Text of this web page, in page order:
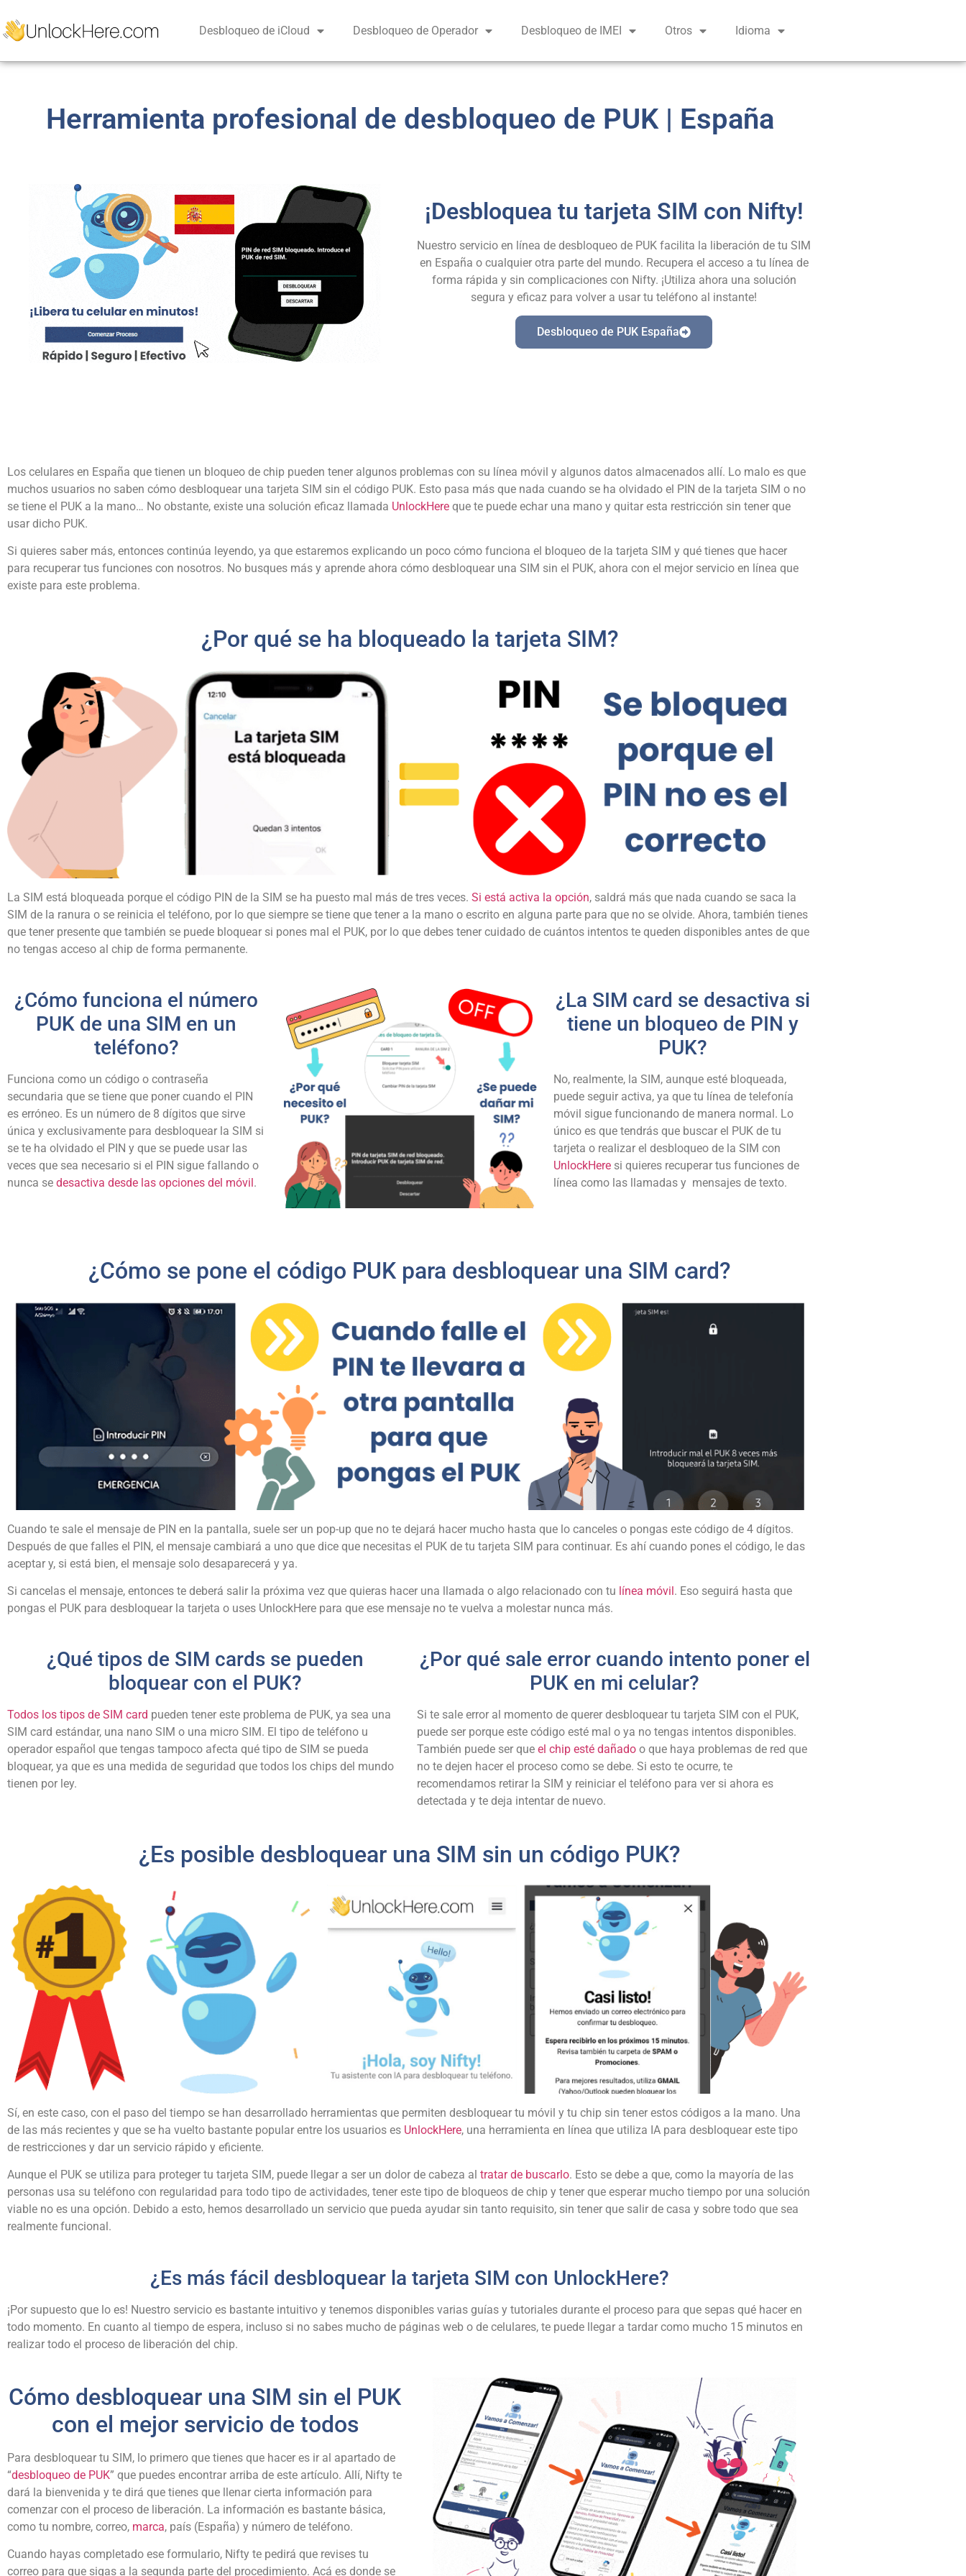
Desbloqueo de iCloud Desbloqueo de Operador Desbloqueo de IMEI Otros Idioma
Herramienta profesional de desbloqueo de PUK | España
¡Desbloquea tu tarjeta SIM con Nifty!​
Nuestro servicio en línea de desbloqueo de PUK facilita la liberación de tu SIM
en España o cualquier otra parte del mundo. Recupera el acceso a tu línea de
forma rápida y sin complicaciones con Nifty. ¡Utiliza ahora una solución
segura y eficaz para volver a usar tu teléfono al instante!
Desbloqueo de PUK España
Los celulares en España que tienen un bloqueo de chip pueden tener algunos problemas con su línea móvil y algunos datos almacenados allí. Lo malo es que
muchos usuarios no saben cómo desbloquear una tarjeta SIM sin el código PUK. Esto pasa más que nada cuando se ha olvidado el PIN de la tarjeta SIM o no
se tiene el PUK a la mano… No obstante, existe una solución eficaz llamada UnlockHere que te puede echar una mano y quitar esta restricción sin tener que
usar dicho PUK.
Si quieres saber más, entonces continúa leyendo, ya que estaremos explicando un poco cómo funciona el bloqueo de la tarjeta SIM y qué tienes que hacer
para recuperar tus funciones con nosotros. No busques más y aprende ahora cómo desbloquear una SIM sin el PUK, ahora con el mejor servicio en línea que
existe para este problema.
¿Por qué se ha bloqueado la tarjeta SIM?
La SIM está bloqueada porque el código PIN de la SIM se ha puesto mal más de tres veces. Si está activa la opción, saldrá más que nada cuando se saca la
SIM de la ranura o se reinicia el teléfono, por lo que siempre se tiene que tener a la mano o escrito en alguna parte para que no se olvide. Ahora, también tienes
que tener presente que también se puede bloquear si pones mal el PUK, por lo que debes tener cuidado de cuántos intentos te queden disponibles antes de que
no tengas acceso al chip de forma permanente.
¿Cómo funciona el número
PUK de una SIM en un
teléfono?
Funciona como un código o contraseña
secundaria que se tiene que poner cuando el PIN
es erróneo. Es un número de 8 dígitos que sirve
única y exclusivamente para desbloquear la SIM si
se te ha olvidado el PIN y que se puede usar las
veces que sea necesario si el PIN sigue fallando o
nunca se desactiva desde las opciones del móvil .
¿La SIM card se desactiva si
tiene un bloqueo de PIN y
PUK?
No, realmente, la SIM, aunque esté bloqueada,
puede seguir activa, ya que tu línea de telefonía
móvil sigue funcionando de manera normal. Lo
único es que tendrás que buscar el PUK de tu
tarjeta o realizar el desbloqueo de la SIM con
UnlockHeresi quieres recuperar tus funciones de
línea como las llamadas y mensajes de texto.
¿Cómo se pone el código PUK para desbloquear una SIM card?
Cuando te sale el mensaje de PIN en la pantalla, suele ser un pop-up que no te dejará hacer mucho hasta que lo canceles o pongas este código de 4 dígitos.
Después de que falles el PIN, el mensaje cambiará a uno que dice que necesitas el PUK de tu tarjeta SIM para continuar. Es ahí cuando pones el código, le das
aceptar y, si está bien, el mensaje solo desaparecerá y ya.
Si cancelas el mensaje, entonces te deberá salir la próxima vez que quieras hacer una llamada o algo relacionado con tu línea móvil. Eso seguirá hasta que
pongas el PUK para desbloquear la tarjeta o uses UnlockHere para que ese mensaje no te vuelva a molestar nunca más.
¿Qué tipos de SIM cards se pueden
bloquear con el PUK?
Todos los tipos de SIM card pueden tener este problema de PUK, ya sea una
SIM card estándar, una nano SIM o una micro SIM. El tipo de teléfono u
operador español que tengas tampoco afecta qué tipo de SIM se pueda
bloquear, ya que es una medida de seguridad que todos los chips del mundo
tienen por ley.
¿Por qué sale error cuando intento poner el
PUK en mi celular?
Si te sale error al momento de querer desbloquear tu tarjeta SIM con el PUK,
puede ser porque este código esté mal o ya no tengas intentos disponibles.
También puede ser que el chip esté dañado o que haya problemas de red que
no te dejen hacer el proceso como se debe. Si esto te ocurre, te
recomendamos retirar la SIM y reiniciar el teléfono para ver si ahora es
detectada y te deja intentar de nuevo.
¿Es posible desbloquear una SIM sin un código PUK?
Sí, en este caso, con el paso del tiempo se han desarrollado herramientas que permiten desbloquear tu móvil y tu chip sin tener estos códigos a la mano. Una
de las más recientes y que se ha vuelto bastante popular entre los usuarios es UnlockHere, una herramienta en línea que utiliza IA para desbloquear este tipo
de restricciones y dar un servicio rápido y eficiente.
Aunque el PUK se utiliza para proteger tu tarjeta SIM, puede llegar a ser un dolor de cabeza al tratar de buscarlo. Esto se debe a que, como la mayoría de las
personas usa su teléfono con regularidad para todo tipo de actividades, tener este tipo de bloqueos de chip y tener que esperar mucho tiempo por una solución
viable no es una opción. Debido a esto, hemos desarrollado un servicio que pueda ayudar sin tanto requisito, sin tener que salir de casa y sobre todo que sea
realmente funcional.
¿Es más fácil desbloquear la tarjeta SIM con UnlockHere?
¡Por supuesto que lo es! Nuestro servicio es bastante intuitivo y tenemos disponibles varias guías y tutoriales durante el proceso para que sepas qué hacer en
todo momento. En cuanto al tiempo de espera, incluso si no sabes mucho de páginas web o de celulares, te puede llegar a tardar como mucho 15 minutos en
realizar todo el proceso de liberación del chip.
Cómo desbloquear una SIM sin el PUK
con el mejor servicio de todos
Para desbloquear tu SIM, lo primero que tienes que hacer es ir al apartado de
“desbloqueo de PUK” que puedes encontrar arriba de este artículo. Allí, Nifty te
dará la bienvenida y te dirá que tienes que llenar cierta información para
comenzar con el proceso de liberación. La información es bastante básica,
como tu nombre, correo, marca, país (España) y número de teléfono.
Cuando hayas completado ese formulario, Nifty te pedirá que revises tu
correo para que sigas a la segunda parte del procedimiento. Acá es donde se